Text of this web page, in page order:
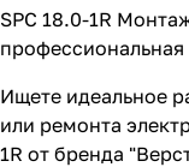
SPC 18.0-1R
Ищете идеальное
или ремонта
1R от бренда